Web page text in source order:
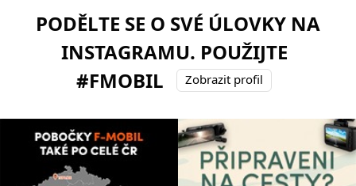
PODĚLTE SE O SVÉ ÚLOVKY NA
INSTAGRAMU. POUŽIJTE
#FMOBIL
Zobrazit profil